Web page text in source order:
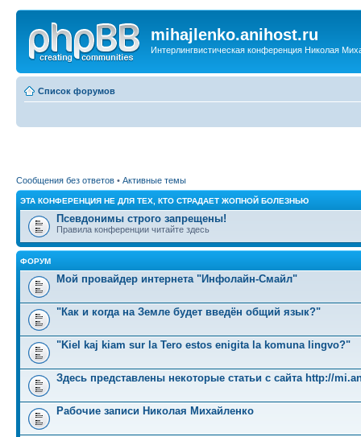
mihajlenko.anihost.ru
Интерлингвистическая конференция Николая
Список форумов
Сообщения без ответов • Активные темы
ЭТА КОНФЕРЕНЦИЯ НЕ ДЛЯ ТЕХ, КТО СТРАДАЕТ ЖОПНОЙ БОЛЕЗНЬЮ
Псевдонимы строго запрещены!
Правила конференции читайте здесь
ФОРУМ
Мой провайдер интернета "Инфолайн-Смайл"
"Как и когда на Земле будет введён общий язык?"
"Kiel kaj kiam sur la Tero estos enigita la komuna lingvo?"
Здесь представлены некоторые статьи с сайта http://
Рабочие записи Николая Михайленко